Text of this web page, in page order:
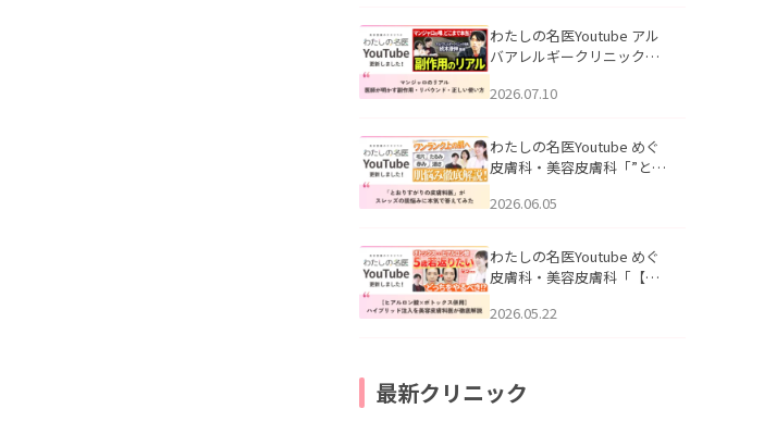
説」を公開いたしました。
わたしの名医Youtube アル
バアレルギークリニック札
医師が明かす副作用・リバ
公開いたしました。
2026.07.10
わたしの名医Youtube めぐ
皮膚科・美容皮膚科「”とお
ッズの肌悩みに本気で答え
た。
2026.06.05
わたしの名医Youtube めぐ
皮膚科・美容皮膚科「【ヒ
用】ハイブリッド注入を美
2026.05.22
最新クリニック